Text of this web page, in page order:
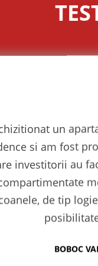
ansamblu la
tare mult fata de
la care nu ma
gresit, zona
Nou Rahova. Am
2 camere. Finisaj...”
BIVOL, 35 ANI
un
si am fost
investitorii au
de tip
BOBOC